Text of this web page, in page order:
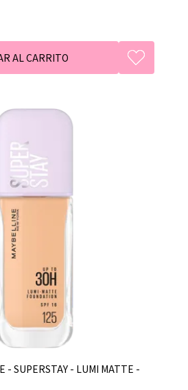
- SUPERSTAY - LUMI MATTE -